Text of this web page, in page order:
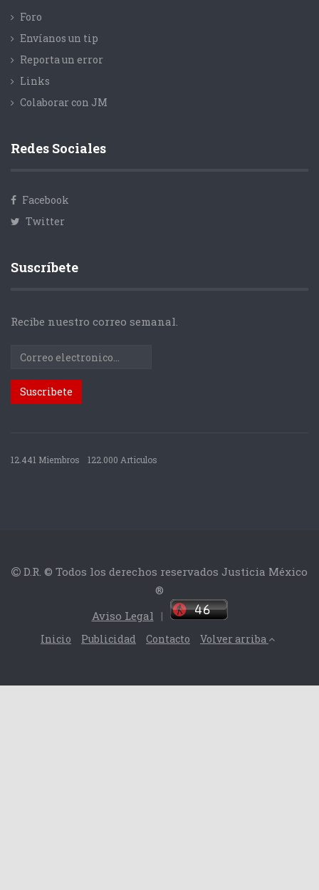
Foro
Envíanos un tip
Reporta un error
Links
Colaborar con JM
Redes Sociales
Facebook
Twitter
Suscríbete
Recibe nuestro correo semanal.
12.441 Miembros 122.000 Articulos
D.R. © Todos los derechos reservados Justicia México
®
Aviso Legal |
Inicio Publicidad Contacto Volver arriba